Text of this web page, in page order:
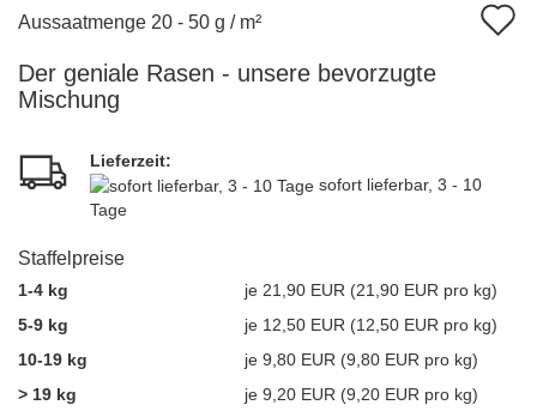
Aussaatmenge 20 - 50 g / m²
Der geniale Rasen - unsere bevorzugte
Mischung
Lieferzeit:
sofort lieferbar, 3 - 10
Tage
Staffelpreise
1-4 kg
je 21,90 EUR (21,90 EUR pro kg)
5-9 kg
je 12,50 EUR (12,50 EUR pro kg)
10-19 kg
je 9,80 EUR (9,80 EUR pro kg)
> 19 kg
je 9,20 EUR (9,20 EUR pro kg)